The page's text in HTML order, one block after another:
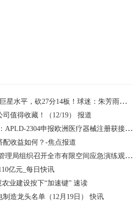
2米26徐昕，打出CBA巨星水平，砍27分14板！球迷：朱芳雨留了一手_今日快看
值得收藏！（12/19） 报道
亚虹医药(688176.SH)：APLD-2304申报欧洲医疗器械注册获接收_今日报
配收益如何？-焦点报道
前沿热点:厦门市应急管理局组织召开全市有限空间应急演练观摩会
亿元_每日快讯
业建设按下“加速键” 速读
制造龙头名单（12月19日） 快讯